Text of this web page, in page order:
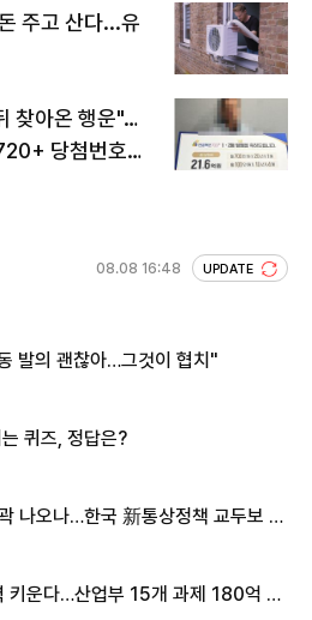
주고 산다...유
찾아온 행운"…
당첨번호조
08.08 16:48 UPDATE
발의 괜찮아…그것이 협치"
퀴즈, 정답은?
나오나…한국 新통상정책 교두보 활
키운다…산업부 15개 과제 180억 지